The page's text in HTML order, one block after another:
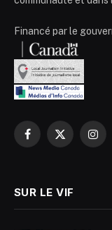
Financé par le
Facebook
X
SUR LE VIF